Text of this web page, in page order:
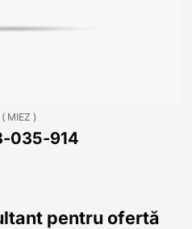
MIEZ )
035-914
pentru ofertă